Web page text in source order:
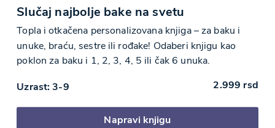
Slučaj najbolje bake na svetu
Topla i otkačena personalizovana knjiga – za baku i
unuke, braću, sestre ili rođake! Odaberi knjigu kao
poklon za baku i 1, 2, 3, 4, 5 ili čak 6 unuka.
Uzrast: 3-9
2.999 rsd
Napravi knjigu